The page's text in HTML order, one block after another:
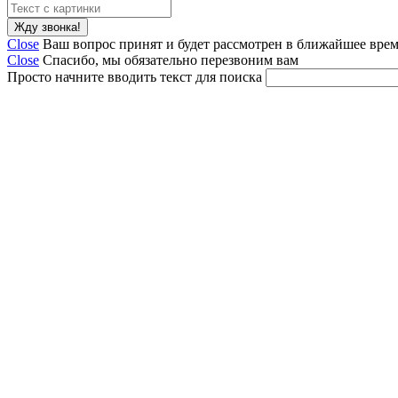
Close Ваш вопрос принят и будет рассмотрен в ближайшее
Close Спасибо, мы обязательно перезвоним вам
Просто начните вводить текст для поиска